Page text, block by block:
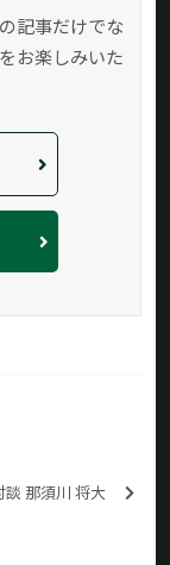
記事だけでな
お楽しみいた
那須川 将大